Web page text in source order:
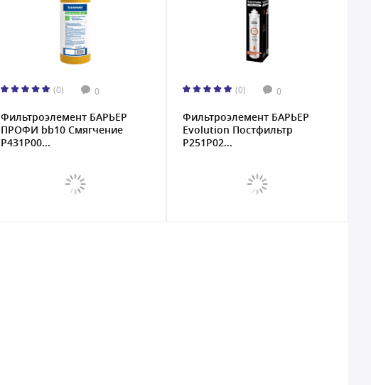
(0) 0
Фильтроэлемент БАРЬЕР
ПРОФИ bb10 Смягчение
Р431Р00...
(0) 0
Фильтроэлемент БАРЬЕР
Evolution Постфильтр
Р251Р02...